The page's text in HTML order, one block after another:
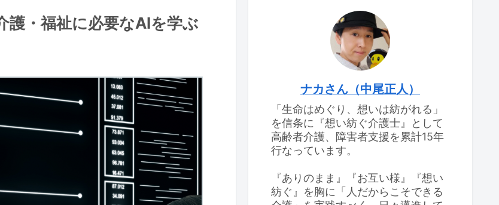
護・福祉に必要なAIを学ぶ
ナカさん（中尾正人）
「生命はめぐり、想いは紡がれる」
を信条に『想い紡ぐ介護士』として
高齢者介護、障害者支援を累計15年
行なっています。
『ありのまま』『お互い様』『想い
紡ぐ』を胸に「人だからこそできる